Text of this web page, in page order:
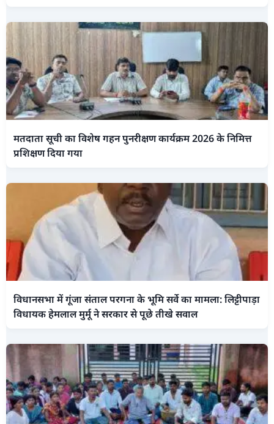
मतदाता सूची का विशेष गहन पुनरीक्षण कार्यक्रम 2026 के निमित्त
प्रशिक्षण दिया गया
विधानसभा में गूंजा संताल परगना के भूमि सर्वे का मामला: लिट्टीपाड़ा
विधायक हेमलाल मुर्मू ने सरकार से पूछे तीखे सवाल